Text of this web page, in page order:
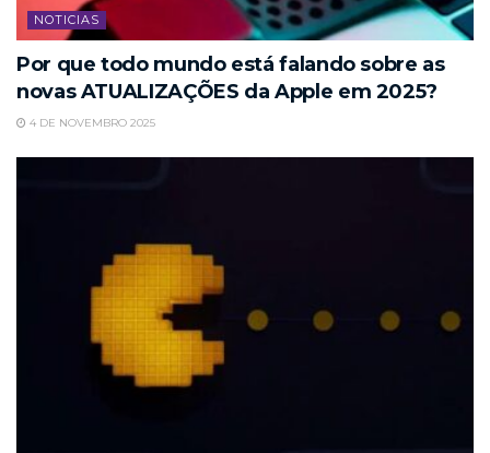
NOTICIAS
Por que todo mundo está falando sobre as
novas ATUALIZAÇÕES da Apple em 2025?
4 DE NOVEMBRO 2025